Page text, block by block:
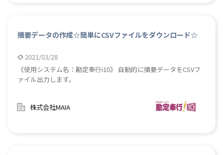
摘要データの作成☆簡単にCSVファイルをダウンロード☆
2021/03/28
《使用システム名：勘定奉行i10》 自動的に摘要データをCSVフ
ァイル出力します。
株式会社MAIA